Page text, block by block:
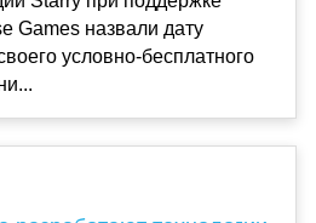
Games назвали дату
условно-бесплатного